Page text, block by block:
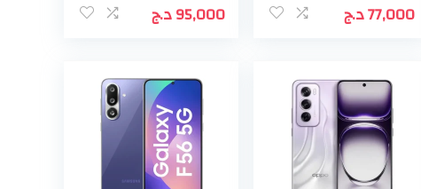
95,000د.ج 77,000د.ج